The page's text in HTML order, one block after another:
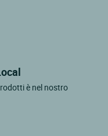
è nel nostro